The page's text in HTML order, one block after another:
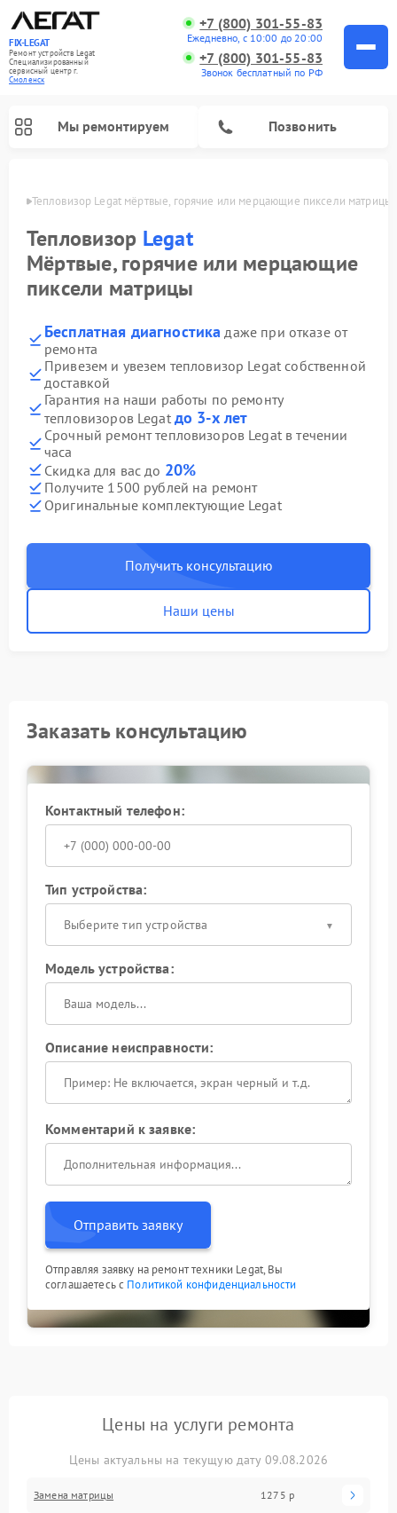
FIX-LEGAT
Ремонт устройств Legat
Специализированный
cервисный центр г.
Смоленск
+7 (800) 301-55-83
Ежедневно, с 10:00 до 20:00
+7 (800) 301-55-83
Звонок бесплатный по РФ
Мы ремонтируем Позвонить
Тепловизор Legat мёртвые, горячие или мерцающие пиксели матрицы
Тепловизор Legat
Мёртвые, горячие или мерцающие
пиксели матрицы
Бесплатная диагностика даже при отказе от
ремонта
Привезем и увезем тепловизор Legat собственной
доставкой
Гарантия на наши работы по ремонту
тепловизоров Legat до 3-х лет
Срочный ремонт тепловизоров Legat в течении
часа
Скидка для вас до 20%
Получите 1500 рублей на ремонт
Оригинальные комплектующие Legat
Получить консультацию
Наши цены
Заказать консультацию
Контактный телефон:
Тип устройства:
Выберите тип устройства
Модель устройства:
Описание неисправности:
Комментарий к заявке:
Отправить заявку
Отправляя заявку на ремонт техники Legat, Вы
соглашаетесь с Политикой конфиденциальности
Цены на услуги ремонта
Цены актуальны на текущую дату 09.08.2026
Замена матрицы 1275 р